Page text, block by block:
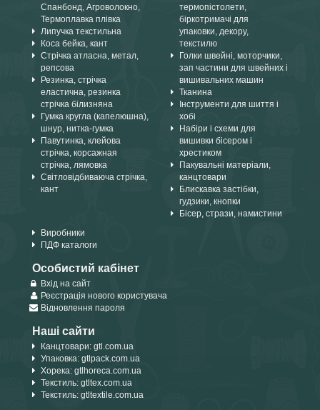
Спанбонд, Агроволокно,
Термоплавка плівка
Липучка текстильна
Коса бейка, кант
Стрічка атласна, метал,
репсова
Резинка, стрічка
еластична, резинка
стрічка білизняна
Гумка кругла (капелюшна),
шнур, нитка-гумка
Павутинка, клейова
стрічка, корсажная
стрічка, лямовка
Світловідбиваюча стрічка,
кант
термопістолети,
біркотримачі для
упаковки, декору,
текстилю
Голки швейні, моторчики,
зап частини для швейних і
вишивальних машин
Тканина
Інструменти для шиття і
хобі
Набіри і схеми для
вишивки бісером і
хрестиком
Пакувальні матеріали,
канцтовари
Блискавка застібки,
гудзики, кнопки
Бісер, стрази, намистини
Виробники
ПДФ каталоги
Особистий кабінет
Вхід на сайт
Реєстрація нового користувача
Відновлення пароля
Наші сайти
Канцтовари: gtl.com.ua
Упаковка: gtlpack.com.ua
Хорека: gtlhoreca.com.ua
Текстиль: gtltex.com.ua
Текстиль: gtltextile.com.ua